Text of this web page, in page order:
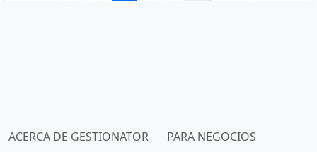
ACERCA DE GESTIONATOR
PARA NEGOCIOS